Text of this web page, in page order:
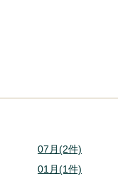
07月(2件)
01月(1件)